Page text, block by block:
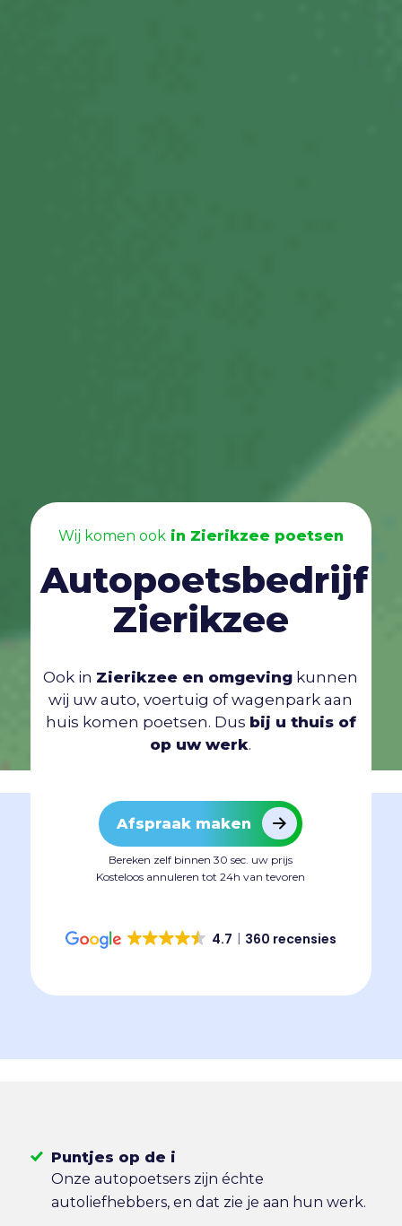
Wij komen ookin Zierikzee poetsen
Autopoetsbedrijf
Zierikzee
Ook in Zierikzee en omgeving kunnen
wij uw auto, voertuig of wagenpark aan
huis komen poetsen. Dus bij u thuis of
op uw werk.
Afspraak maken
Bereken zelf binnen 30 sec. uw prijs
Kosteloos annuleren tot 24h van tevoren
4.7 360 recensies
Puntjes op de i
Onze autopoetsers zijn échte
autoliefhebbers, en dat zie je aan hun werk.